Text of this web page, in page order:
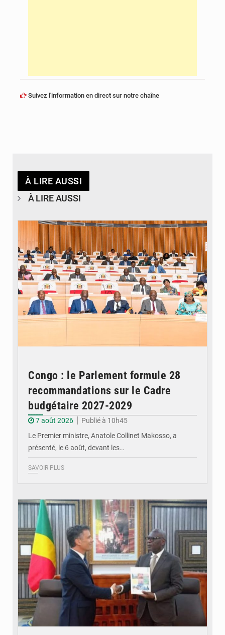
Suivez l'information en direct sur notre chaîne
À LIRE AUSSI
À LIRE AUSSI
Congo : le Parlement formule 28
recommandations sur le Cadre
budgétaire 2027-2029
7 août 2026
Publié à 10h45
Le Premier ministre, Anatole Collinet Makosso, a
présenté, le 6 août, devant les…
SAVOIR PLUS